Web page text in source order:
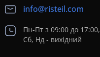
info@risteil.com
Пн-Пт з 09:00 до 17:00,
Сб, Нд - вихідний